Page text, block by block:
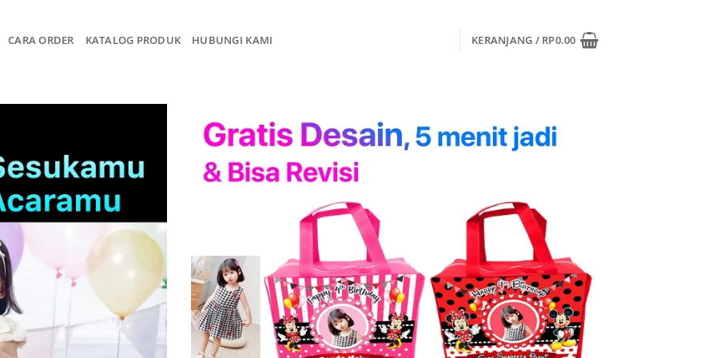
CARA ORDER KATALOG PRODUK HUBUNGI KAMI KERANJANG / RP0.00